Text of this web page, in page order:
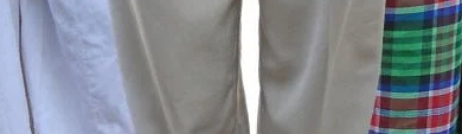
BAHASA CINTA KARENA ALLAH HUKUM
KERABAT SENDIRI